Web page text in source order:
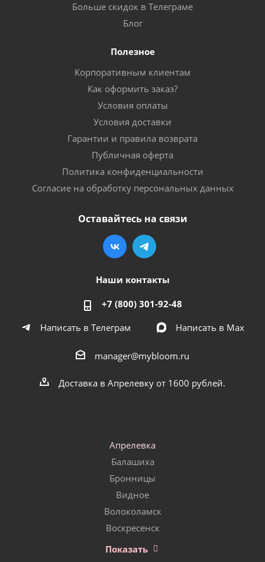
Больше скидок в Телеграме
Блог
Полезное
Корпоративным клиентам
Как оформить заказ?
Условия оплаты
Условия доставки
Гарантии и правила возврата
Публичная оферта
Политика конфиденциальности
Согласие на обработку персональных данных
Оставайтесь на связи
Наши контакты
+7 (800) 301-92-48
Написать в Телеграм
Написать в Мах
manager@mybloom.ru
Доставка в Апрелевку от 1600 рублей.
Апрелевка
Балашиха
Бронницы
Видное
Волоколамск
Воскресенск
Показать